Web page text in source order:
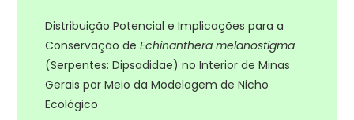
Distribuição Potencial e Implicações para a
Conservação deEchinanthera melanostigma
(Serpentes: Dipsadidae) no Interior de Minas
Gerais por Meio da Modelagem de Nicho
Ecológico